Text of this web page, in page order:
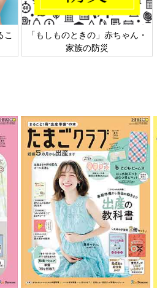
こ
「もしものときの」赤ちゃん・
家族の防災